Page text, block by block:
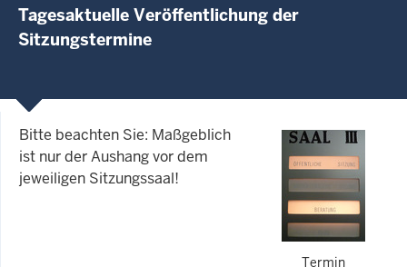
Tagesaktuelle Veröffentlichung der
Sitzungstermine
Termin
Bitte beachten Sie: Maßgeblich
ist nur der Aushang vor dem
jeweiligen Sitzungssaal!